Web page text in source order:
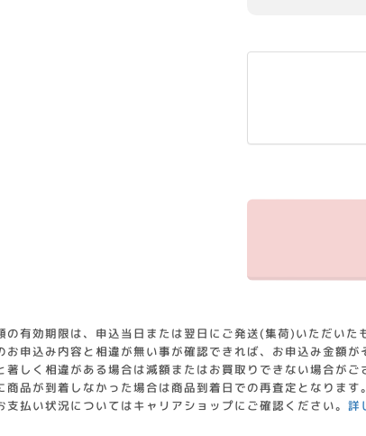
の有効期限は、申込当日または翌日にご発送(集荷)いただいた
お申込み内容と相違が無い事が確認できれば、お申込み金額が
著しく相違がある場合は減額またはお買取りできない場合がご
商品が到着しなかった場合は商品到着日での再査定となります。
支払い状況についてはキャリアショップにご確認ください。詳